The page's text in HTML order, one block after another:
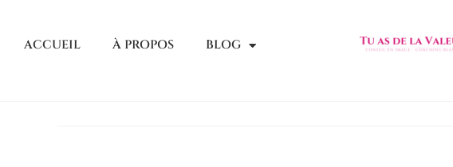
ACCUEIL À PROPOS BLOG